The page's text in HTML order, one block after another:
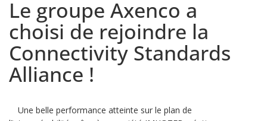
Le groupe Axenco a
choisi de rejoindre la
Connectivity Standards
Alliance !
Une belle performance atteinte sur le plan de